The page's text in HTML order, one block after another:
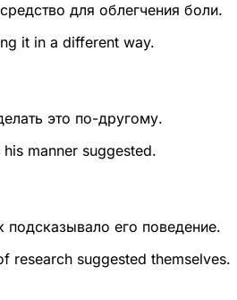
для облегчения боли.
it in a different way.
это по-другому.
manner suggested.
подсказывало его поведение.
research suggested themselves.